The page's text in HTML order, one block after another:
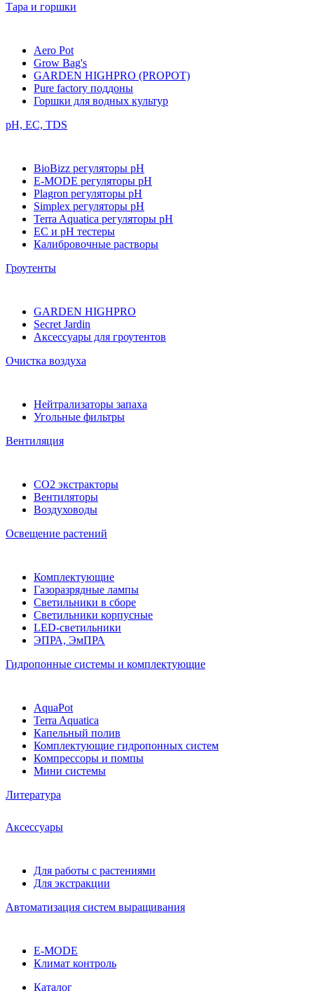
Тара и горшки
Aero Pot
Grow Bag's
GARDEN HIGHPRO (PROPOT)
Pure factory поддоны
Горшки для водных культур
pH, EC, TDS
BioBizz регуляторы pH
E-MODE регуляторы pH
Plagron регуляторы pH
Simplex регуляторы pH
Terra Aquatica регуляторы pH
EC и pH тестеры
Калибровочные растворы
Гроутенты
GARDEN HIGHPRO
Secret Jardin
Аксессуары для гроутентов
Очистка воздуха
Нейтрализаторы запаха
Угольные фильтры
Вентиляция
CO2 экстракторы
Вентиляторы
Воздуховоды
Освещение растений
Комплектующие
Газоразрядные лампы
Светильники в сборе
Светильники корпусные
LED-светильники
ЭПРА, ЭмПРА
Гидропонные системы и комплектующие
AquaPot
Terra Aquatica
Капельный полив
Комплектующие гидропонных систем
Компрессоры и помпы
Мини системы
Литература
Аксессуары
Для работы с растениями
Для экстракции
Автоматизация систем выращивания
E-MODE
Климат контроль
Каталог